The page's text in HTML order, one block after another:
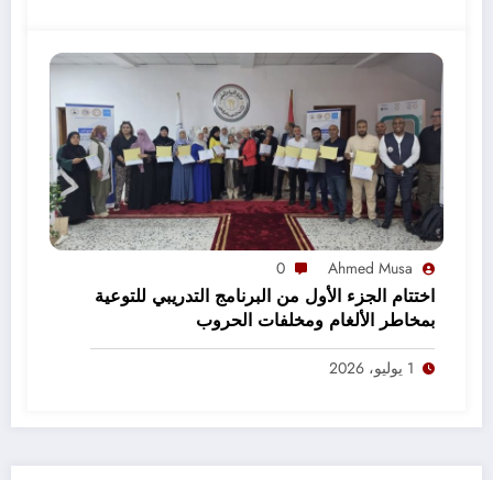
Ahmed Musa
0
اختتام الجزء الأول من البرنامج التدريبي للتوعية
بمخاطر الألغام ومخلفات الحروب
1 يوليو، 2026